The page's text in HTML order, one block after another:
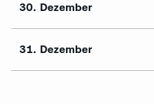
30. Dezember
31. Dezember